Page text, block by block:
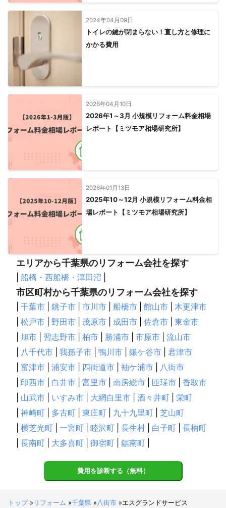
2024年04月09日
トイレの鍵が閉まらない！直し方と修理に
かかる費用
2026年04月10日
2026年1～3月 小規模リフォーム料金相場
レポート【ミツモア相場研究所】
2026年01月13日
2025年10～12月 小規模リフォーム料金相
場レポート【ミツモア相場研究所】
エリアから千葉県のリフォーム会社を探す
船橋・西船橋・津田沼
市区町村から千葉県のリフォーム会社を探す
千葉市 銚子市 市川市 船橋市 館山市
木更津市
松戸市 野田市 茂原市 成田市 佐倉市
東金市
旭市 習志野市 柏市 勝浦市 市原市
流山市
八千代市 我孫子市 鴨川市 鎌ケ谷市
君津市
富津市 浦安市 四街道市 袖ケ浦市
八街市
印西市 白井市 富里市 南房総市 匝瑳市
香取市
山武市 いすみ市 大網白里市 酒々井町
栄町
神崎町 多古町 東庄町 九十九里町
芝山町
横芝光町 一宮町 睦沢町 長生村 白子町
長柄町
長南町 大多喜町 御宿町 鋸南町
費用を診断する（無料）
トップ» リフォーム »千葉県 »八街市 »エスグランドサービス